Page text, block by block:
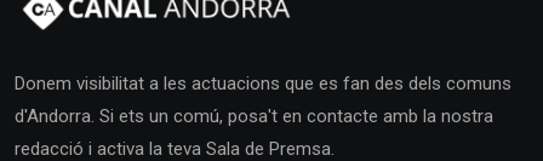
Donem visibilitat a les actuacions que es fan des dels comuns
d'Andorra. Si ets un comú, posa't en contacte amb la nostra
redacció i activa la teva Sala de Premsa.